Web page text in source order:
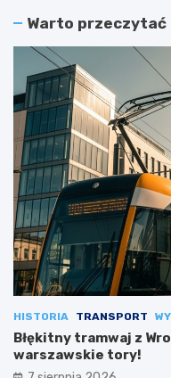
Warto przeczytać
HISTORIA TRANSPORT
Błękitny tramwaj z
warszawskie tory!